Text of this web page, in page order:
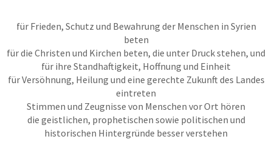
für Frieden, Schutz und Bewahrung der Menschen in Syrien
beten
für die Christen und Kirchen beten, die unter Druck stehen, und
für ihre Standhaftigkeit, Hoffnung und Einheit
für Versöhnung, Heilung und eine gerechte Zukunft des Landes
eintreten
Stimmen und Zeugnisse von Menschen vor Ort hören
die geistlichen, prophetischen sowie politischen und
historischen Hintergründe besser verstehen